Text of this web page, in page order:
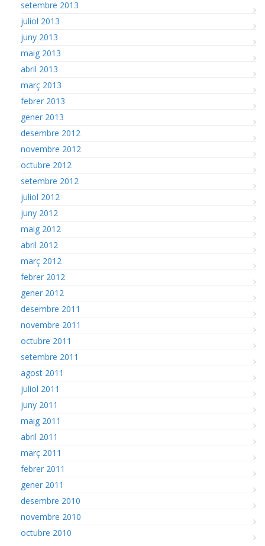
setembre 2013
juliol 2013
juny 2013
maig 2013
abril 2013
març 2013
febrer 2013
gener 2013
desembre 2012
novembre 2012
octubre 2012
setembre 2012
juliol 2012
juny 2012
maig 2012
abril 2012
març 2012
febrer 2012
gener 2012
desembre 2011
novembre 2011
octubre 2011
setembre 2011
agost 2011
juliol 2011
juny 2011
maig 2011
abril 2011
març 2011
febrer 2011
gener 2011
desembre 2010
novembre 2010
octubre 2010